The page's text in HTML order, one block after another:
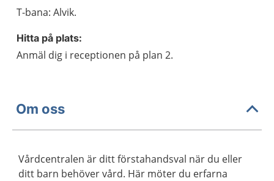
T-bana: Alvik.
Hitta på plats:
Anmäl dig i receptionen på plan 2.
Om oss
Vårdcentralen är ditt förstahandsval när du eller
ditt barn behöver vård. Här möter du erfarna